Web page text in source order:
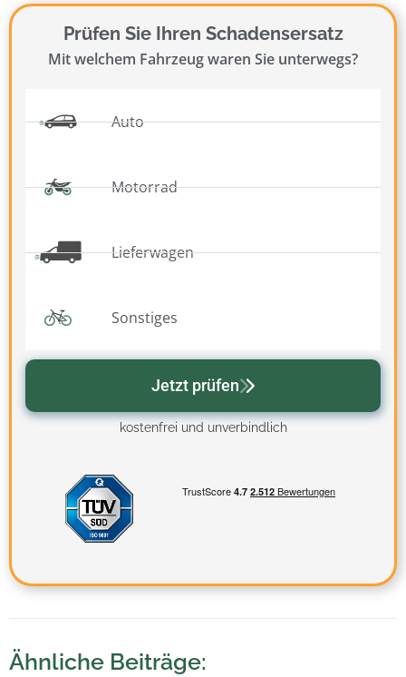
Prüfen Sie Ihren Schadensersatz
Mit welchem Fahrzeug waren Sie unterwegs?
Auto
Motorrad
Lieferwagen
Sonstiges
Jetzt prüfen
kostenfrei und unverbindlich
Ähnliche Beiträge: